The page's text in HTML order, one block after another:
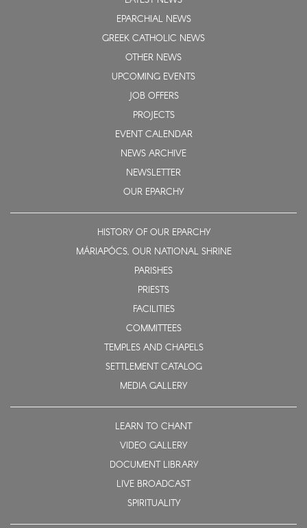
EPARCHIAL NEWS
GREEK CATHOLIC NEWS
OTHER NEWS
UPCOMING EVENTS
JOB OFFERS
PROJECTS
EVENT CALENDAR
NEWS ARCHIVE
NEWSLETTER
OUR EPARCHY
HISTORY OF OUR EPARCHY
MÁRIAPÓCS, OUR NATIONAL SHRINE
PARISHES
PRIESTS
FACILITIES
COMMITTEES
TEMPLES AND CHAPELS
SETTLEMENT CATALOG
MEDIA GALLERY
LEARN TO CHANT
VIDEO GALLERY
DOCUMENT LIBRARY
LIVE BROADCAST
SPIRITUALITY